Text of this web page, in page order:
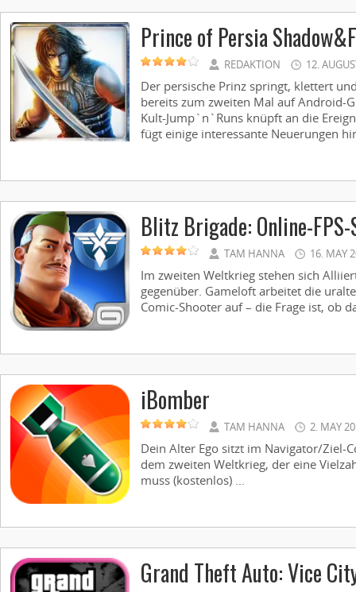
Prince of Persia
REDAKTION 12.
Der persische Prinz springt, klettert
bereits zum zweiten Mal auf Android-
Kult-Jump`n`Runs knüpft an die
fügt einige interessante Neuerungen
Blitz Brigade: Online-
TAM HANNA 16. MAY
Im zweiten Weltkrieg stehen sich
gegenüber. Gameloft arbeitet die
Comic-Shooter auf – die Frage ist, ob
iBomber
TAM HANNA 2. MAY
Dein Alter Ego sitzt im Navigator/Ziel-
dem zweiten Weltkrieg, der eine
muss (kostenlos) ...
Grand Theft Auto: Vice